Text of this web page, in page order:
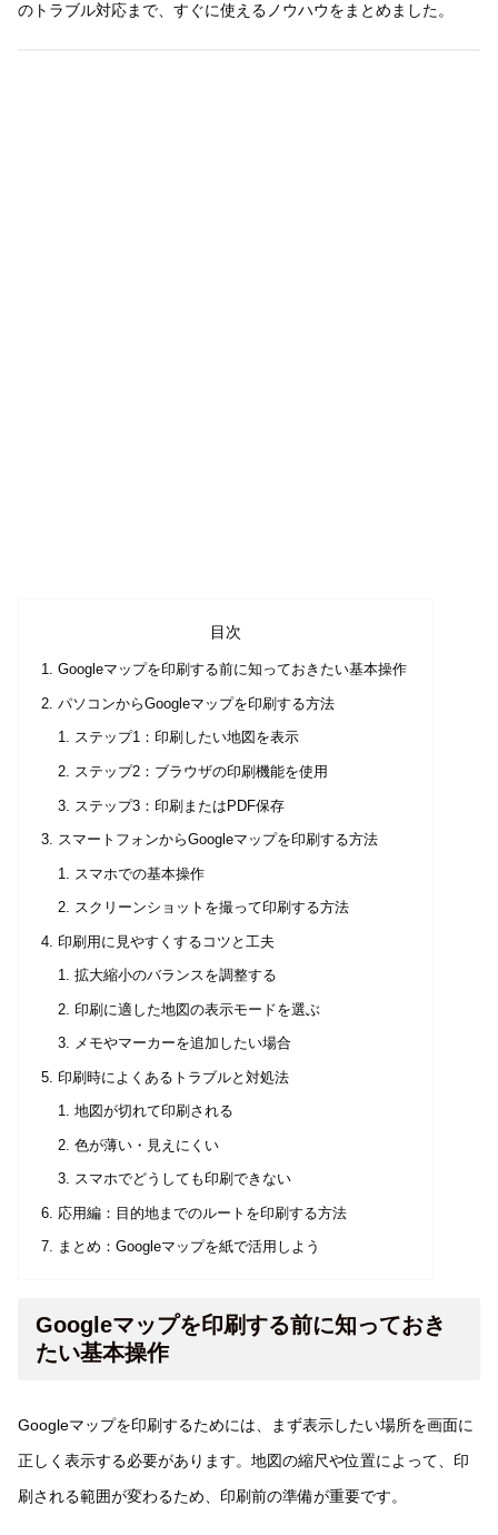
のトラブル対応まで、すぐに使えるノウハウをまとめました。
目次
Googleマップを印刷する前に知っておきたい基本操作
パソコンからGoogleマップを印刷する方法
ステップ1：印刷したい地図を表示
ステップ2：ブラウザの印刷機能を使用
ステップ3：印刷またはPDF保存
スマートフォンからGoogleマップを印刷する方法
スマホでの基本操作
スクリーンショットを撮って印刷する方法
印刷用に見やすくするコツと工夫
拡大縮小のバランスを調整する
印刷に適した地図の表示モードを選ぶ
メモやマーカーを追加したい場合
印刷時によくあるトラブルと対処法
地図が切れて印刷される
色が薄い・見えにくい
スマホでどうしても印刷できない
応用編：目的地までのルートを印刷する方法
まとめ：Googleマップを紙で活用しよう
Googleマップを印刷する前に知っておき
たい基本操作
Googleマップを印刷するためには、まず表示したい場所を画面に
正しく表示する必要があります。地図の縮尺や位置によって、印
刷される範囲が変わるため、印刷前の準備が重要です。